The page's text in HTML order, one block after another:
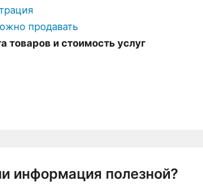
продавать
товаров и стоимость услуг
информация полезной?